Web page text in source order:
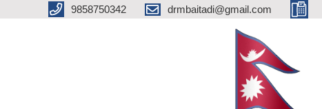
9858750342 drmbaitadi@gmail.com